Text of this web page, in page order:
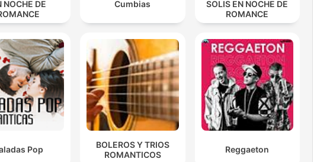
NOCHE DE
Cumbias
SOLIS EN NOCHE DE
ROMANCE
Pop
BOLEROS Y TRIOS
ROMANTICOS
Reggaeton